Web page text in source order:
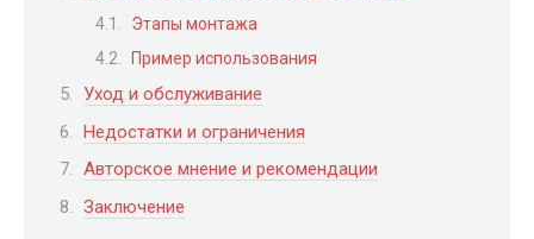
Этапы монтажа
Пример использования
Уход и обслуживание
Недостатки и ограничения
Авторское мнение и рекомендации
Заключение